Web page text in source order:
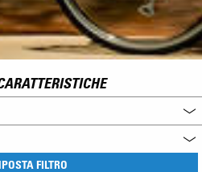
FILTRO